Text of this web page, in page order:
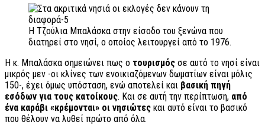
H Τζούλια Μπαλάσκα στην είσοδο του ξενώνα που
διατηρεί στο νησί, ο οποίος λειτουργεί από το 1976.
Η κ. Μπαλάσκα σημειώνει πως ο τουρισμός σε αυτό το νησί είναι
μικρός μεν -οι κλίνες των ενοικιαζόμενων δωματίων είναι μόλις
150-, έχει όμως υπόσταση, ενώ αποτελεί και βασική πηγή
εσόδων για τους κατοίκους. Και σε αυτή την περίπτωση, από
ένα καράβι «κρέμονται» οι νησιώτες και αυτό είναι το βασικό
που θέλουν να λυθεί πρώτο από όλα.